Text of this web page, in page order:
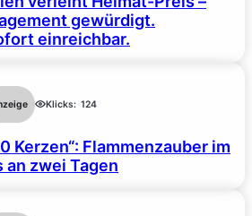
gewürdigt.
einreichbar.
Klicks: 124
Kerzen“: Flammenzauber im
an zwei Tagen